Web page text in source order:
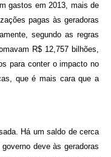
gastos em 2013, mais de
pagas às geradoras
segundo as regras
R$ 12,757 bilhões,
para conter o impacto no
que é mais cara que a
Há um saldo de cerca
deve às geradoras